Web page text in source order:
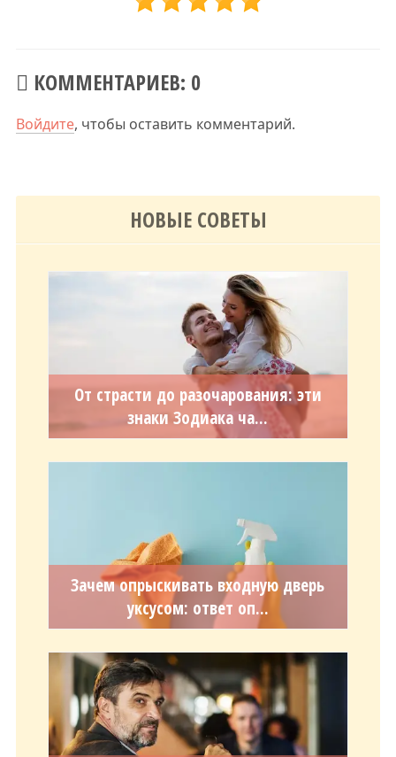
КОММЕНТАРИЕВ: 0
Войдите, чтобы оставить комментарий.
НОВЫЕ СОВЕТЫ
От страсти до разочарования: эти
знаки Зодиака ча...
Зачем опрыскивать входную дверь
уксусом: ответ оп...